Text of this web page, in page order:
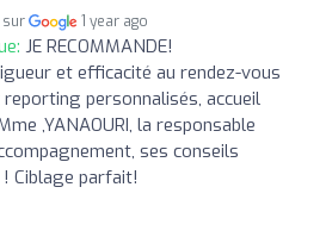
sur 1 year ago
JE RECOMMANDE!
et efficacité au rendez-vous
reporting personnalisés, accueil
,YANAOURI, la responsable
ses conseils
Ciblage parfait!